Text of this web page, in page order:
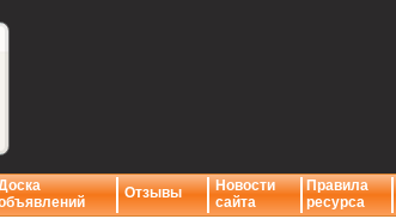
Отзывы
Новости
сайта
Правила
ресурса